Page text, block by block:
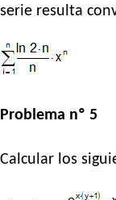
serie resulta
Problema nº 5
Calcular los